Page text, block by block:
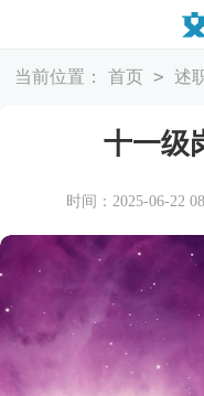
当前位置： 首页 > 述
十一级
时间：2025-06-22